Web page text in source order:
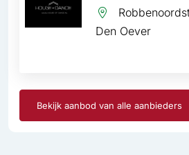
Den Oever
Bekijk aanbod van alle aanbieders